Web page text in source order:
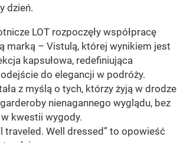
dzień.
LOT rozpoczęły współpracę
marką – Vistulą, której wynikiem jest
kapsułowa, redefiniująca
do elegancji w podróży.
z myślą o tych, którzy żyją w drodze
nienagannego wyglądu, bez
kwestii wygody.
traveled. Well dressed” to opowieść